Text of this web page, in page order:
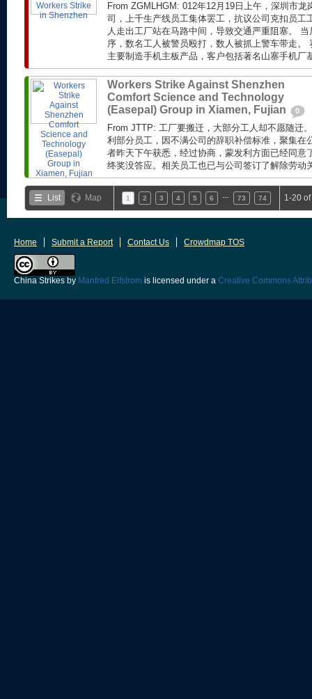
From ZGMLHGM: 012年12月19日上午，深圳市龙
司，上千生产线员工集体罢工，抗议公司克扣员工
人走出工厂站在马路中间，导致交通严重阻塞。
序，数名工人被警员殴打，数人被抓上警车带走。
主要制造手机主板产品，客户包括著名山寨手机厂
Workers Strike Against Shenzhen
Comfort Science and Technology
(Easepal) Group in Xiamen, Fujian
0
From JTTP: 工厂要搬迁，大部分工人却不愿随迁
利部分员工，因不满公司的辞职补偿标准，聚集在
者昨天下午获悉，经过协商，蒙发利方面已经同意
终奖没答应。相关员工也已与公司签订了解除劳动
List Map 1 2 3 4 5 6 73 74 1-20
Home Submit a Report Contact Us Crowdmap TOS
China Strikes by Manfred Elfstrom is licensed under a Creative Commons